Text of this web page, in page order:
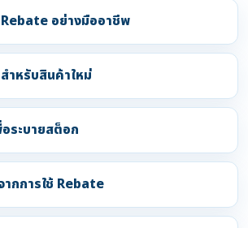
อย่างมืออาชีพ
ำหรับสินค้าใหม่
ระบายสต็อก
กการใช้ Rebate